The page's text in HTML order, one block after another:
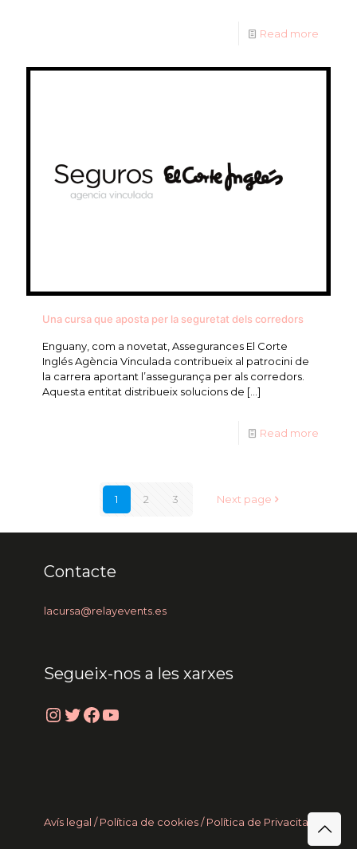
Read more
Una cursa que aposta per la seguretat dels corredors
Enguany, com a novetat, Assegurances El Corte
Inglés Agència Vinculada contribueix al patrocini de
la carrera aportant l’assegurança per als corredors.
Aquesta entitat distribueix solucions de […]
Read more
1 2 3 Next page
Contacte
lacursa@relayevents.es
Segueix-nos a les xarxes
Instagram
Twitter
Facebook
YouTube
Avís legal /Política de cookies/ Política de Privacitat